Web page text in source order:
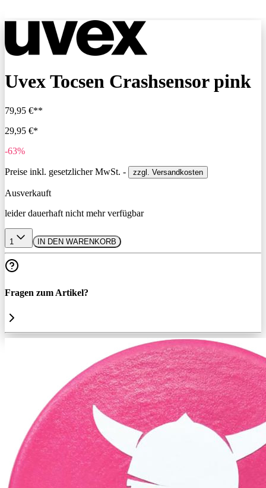
Uvex Tocsen Crashsensor pink
79,95 €**
29,95 €*
-63%
Preise inkl. gesetzlicher MwSt. - zzgl. Versandkosten
Ausverkauft
leider dauerhaft nicht mehr verfügbar
1 IN DEN WARENKORB
Fragen zum Artikel?